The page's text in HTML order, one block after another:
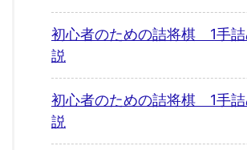
初心者のための詰将棋 1手
説
初心者のための詰将棋 1手
説